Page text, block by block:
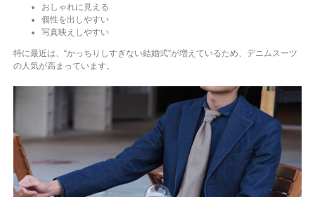
おしゃれに見える
個性を出しやすい
写真映えしやすい
特に最近は、“かっちりしすぎない結婚式”が増えているため、デニムスーツ
の人気が高まっています。